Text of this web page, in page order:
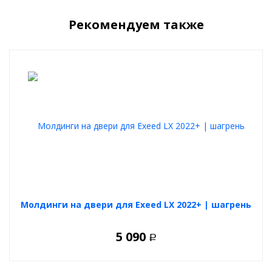
клейкими лентами. С алгоритмом проведения установки Вы
Накладка на задний бампер на Exeed LX 2022+ представляет из
себя деталь из АБС-пластика с тисненой поверхностью. При
они будут практически незаметны.
Рекомендуем также
Молдинги на двери для Exeed LX 2022+ | шагрень
5 090 Р